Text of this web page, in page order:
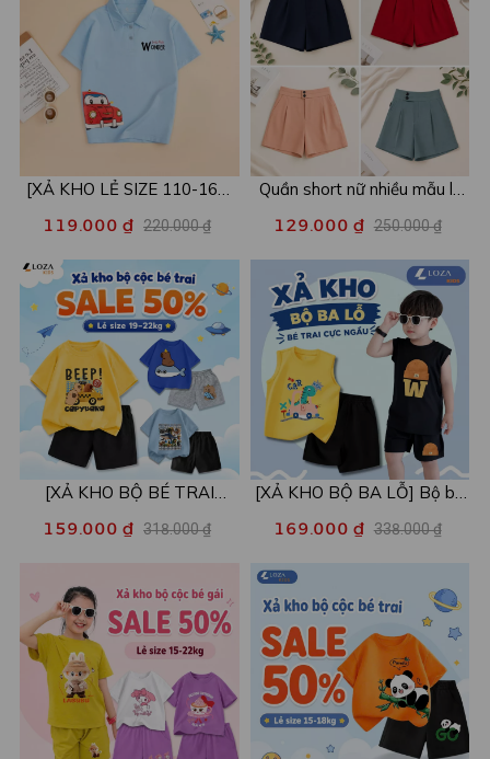
[XẢ KHO LẺ SIZE 110-160]
mẫu - Áo trẻ em từ 15-42kg
- Loza Kids XPL001
119.000 ₫ 220.000 ₫
Quần short nữ nhiều mẫu lẻ
còn 99k/c - Loza XA016
129.000 ₫ 250.000 ₫
[XẢ KHO BỘ BÉ TRAI
nhiều mẫu - Quần áo bé trai
XB003
159.000 ₫ 318.000 ₫
[XẢ KHO BỘ BA LỖ] Bộ ba
size từ 15-40kg - Quần áo
bé trai - Loza Kids XABL01
169.000 ₫ 338.000 ₫